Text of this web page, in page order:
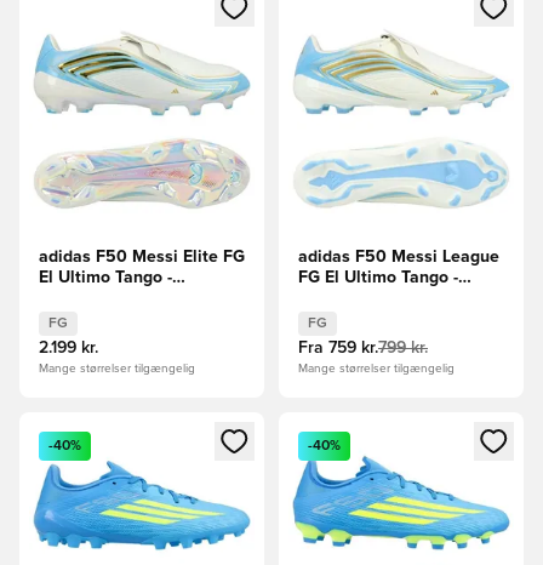
adidas F50 Messi Elite FG
El Ultimo Tango -
FG
2.199 kr.
Mange størrelser tilgængelig
adidas F50 Messi League
FG El Ultimo Tango -
FG
Fra 759 kr.799 kr.
Mange størrelser tilgængelig
Åbner en Modal til at logge ind eller tilmelde dig som
-40%
Åbner en Modal til at logge
-40%